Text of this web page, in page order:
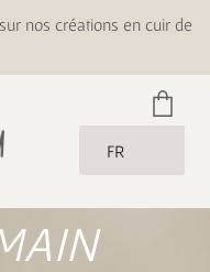
nos créations en cuir de
FR